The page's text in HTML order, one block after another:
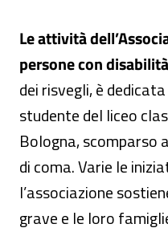
Le attività
persone con
dei risvegli, è
studente del liceo
Bologna, scomparso
di coma. Varie le
l’associazione
grave e le loro